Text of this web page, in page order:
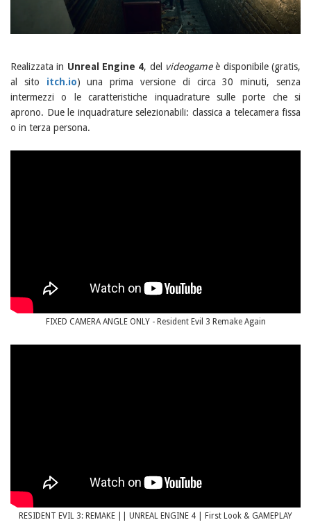
Realizzata in Unreal Engine 4, del videogameè disponibile (gratis,
al sito itch.io) una prima versione di circa 30 minuti, senza
intermezzi o le caratteristiche inquadrature sulle porte che si
aprono. Due le inquadrature selezionabili: classica a telecamera fissa
o in terza persona.
FIXED CAMERA ANGLE ONLY - Resident Evil 3 Remake Again
RESIDENT EVIL 3: REMAKE || UNREAL ENGINE 4 | First Look & GAMEPLAY